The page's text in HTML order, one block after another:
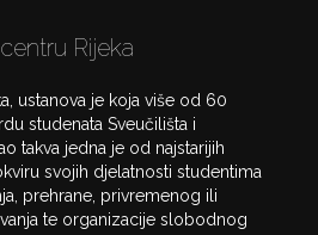
Rijeka
ustanova je koja više od 60
studenata Sveučilišta i
takva jedna je od najstarijih
svojih djelatnosti studentima
prehrane, privremenog ili
te organizacije slobodnog